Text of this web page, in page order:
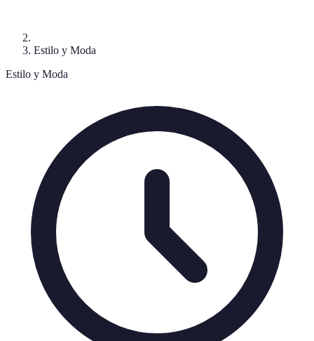
Estilo y Moda
Estilo y Moda